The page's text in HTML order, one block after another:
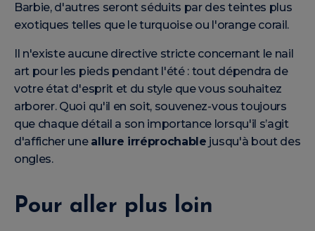
Barbie, d'autres seront séduits par des teintes plus
exotiques telles que le turquoise ou l'orange corail.
Il n'existe aucune directive stricte concernant le nail
art pour les pieds pendant l'été : tout dépendra de
votre état d'esprit et du style que vous souhaitez
arborer. Quoi qu'il en soit, souvenez-vous toujours
que chaque détail a son importance lorsqu'il s’agit
d'afficher une allure irréprochable jusqu'à bout des
ongles.
Pour aller plus loin